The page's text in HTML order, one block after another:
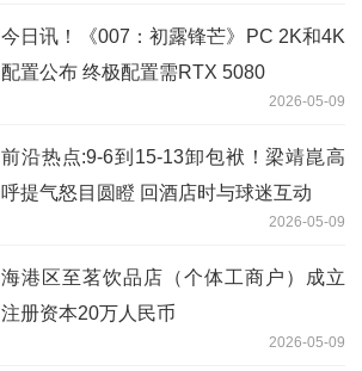
今日讯！《007：初露锋芒》PC 2K和4K
配置公布 终极配置需RTX 5080
2026-05-09
前沿热点:9-6到15-13卸包袱！梁靖崑高
呼提气怒目圆瞪 回酒店时与球迷互动
2026-05-09
海港区至茗饮品店（个体工商户）成立
注册资本20万人民币
2026-05-09